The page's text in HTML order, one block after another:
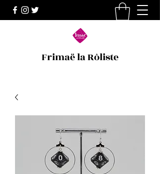
Frimaë la Rôliste